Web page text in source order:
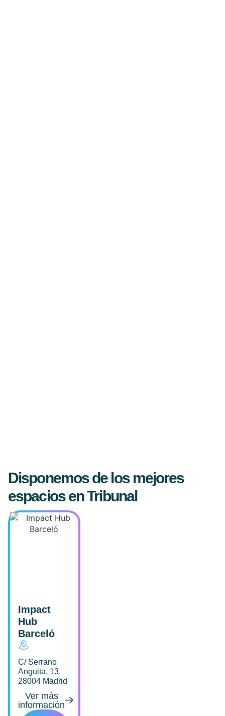
Disponemos de los mejores
espacios en Tribunal
Impact
Hub
Barceló
C/ Serrano
Anguita, 13,
28004 Madrid
Ver más
información